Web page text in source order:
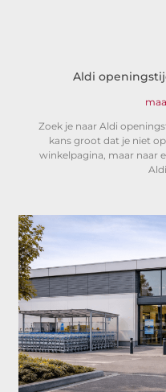
Aldi
Zoek je naar Aldi
kans groot dat je niet
winkelpagina, maar naar